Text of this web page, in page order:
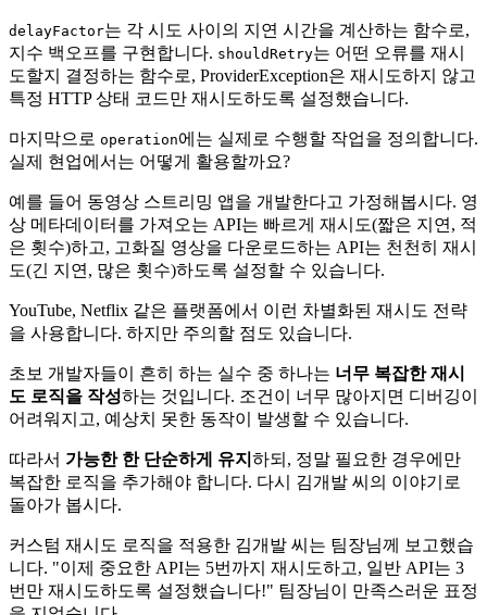
delayFactor는 각 시도 사이의 지연 시간을 계산하는 함수로,
지수 백오프를 구현합니다. shouldRetry는 어떤 오류를 재시
도할지 결정하는 함수로, ProviderException은 재시도하지 않고
특정 HTTP 상태 코드만 재시도하도록 설정했습니다.
마지막으로 operation에는 실제로 수행할 작업을 정의합니다.
실제 현업에서는 어떻게 활용할까요?
예를 들어 동영상 스트리밍 앱을 개발한다고 가정해봅시다. 영
상 메타데이터를 가져오는 API는 빠르게 재시도(짧은 지연, 적
은 횟수)하고, 고화질 영상을 다운로드하는 API는 천천히 재시
도(긴 지연, 많은 횟수)하도록 설정할 수 있습니다.
YouTube, Netflix 같은 플랫폼에서 이런 차별화된 재시도 전략
을 사용합니다. 하지만 주의할 점도 있습니다.
초보 개발자들이 흔히 하는 실수 중 하나는 너무 복잡한 재시
도 로직을 작성하는 것입니다. 조건이 너무 많아지면 디버깅이
어려워지고, 예상치 못한 동작이 발생할 수 있습니다.
따라서 가능한 한 단순하게 유지 하되, 정말 필요한 경우에만
복잡한 로직을 추가해야 합니다. 다시 김개발 씨의 이야기로
돌아가 봅시다.
커스텀 재시도 로직을 적용한 김개발 씨는 팀장님께 보고했습
니다. "이제 중요한 API는 5번까지 재시도하고, 일반 API는 3
번만 재시도하도록 설정했습니다!" 팀장님이 만족스러운 표정